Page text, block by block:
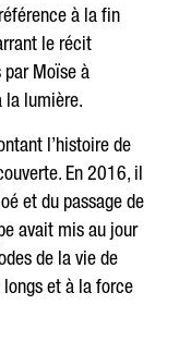
à la fin
le récit
par Moïse à
la lumière.
l’histoire de
En 2016, il
et du passage de
avait mis au jour
de la vie de
longs et à la force